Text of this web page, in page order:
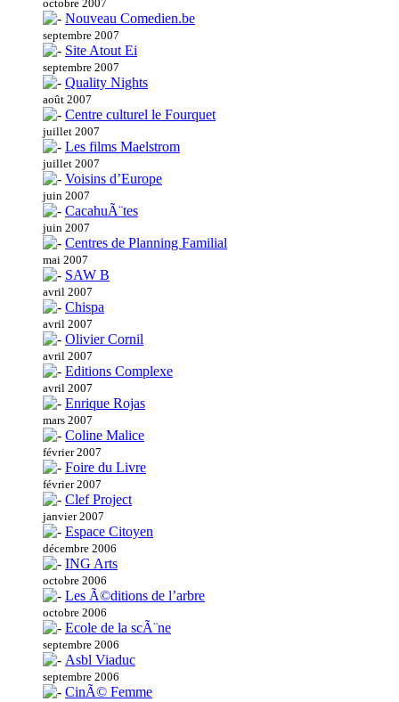
octobre 2007
Nouveau Comedien.be
septembre 2007
Site Atout Ei
septembre 2007
Quality Nights
août 2007
Centre culturel le Fourquet
juillet 2007
Les films Maelstrom
juillet 2007
Voisins d’Europe
juin 2007
CacahuÃ¨tes
juin 2007
Centres de Planning Familial
mai 2007
SAW B
avril 2007
Chispa
avril 2007
Olivier Cornil
avril 2007
Editions Complexe
avril 2007
Enrique Rojas
mars 2007
Coline Malice
février 2007
Foire du Livre
février 2007
Clef Project
janvier 2007
Espace Citoyen
décembre 2006
ING Arts
octobre 2006
Les Ã©ditions de l’arbre
octobre 2006
Ecole de la scÃ¨ne
septembre 2006
Asbl Viaduc
septembre 2006
CinÃ© Femme